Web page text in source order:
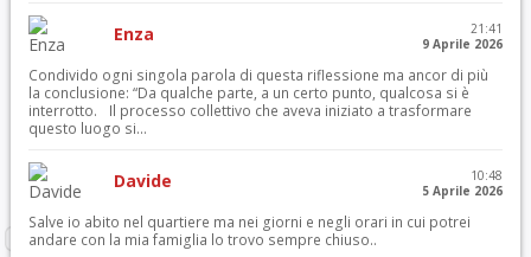
Enza
21:41
9 Aprile 2026
Condivido ogni singola parola di questa riflessione ma ancor di più
la conclusione: “Da qualche parte, a un certo punto, qualcosa si è
interrotto. Il processo collettivo che aveva iniziato a trasformare
questo luogo si...
Davide
10:48
5 Aprile 2026
Salve io abito nel quartiere ma nei giorni e negli orari in cui potrei
andare con la mia famiglia lo trovo sempre chiuso..